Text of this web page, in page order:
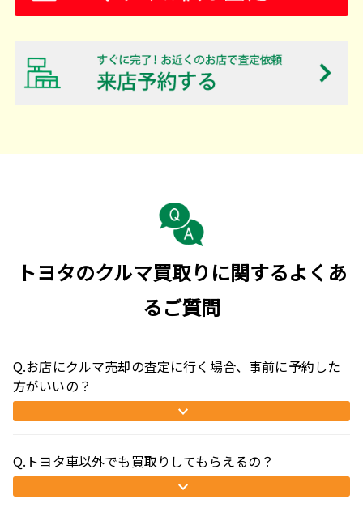
トヨタのクルマ買取りに関するよくあ
るご質問
Q.お店にクルマ売却の査定に行く場合、事前に予約した
方がいいの？
Q.トヨタ車以外でも買取りしてもらえるの？